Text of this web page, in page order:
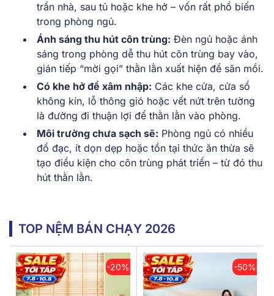
trần nhà, sau tủ hoặc khe hở – vốn rất phổ biến
trong phòng ngủ.
Ánh sáng thu hút côn trùng: Đèn ngủ hoặc ánh
sáng trong phòng dễ thu hút côn trùng bay vào,
gián tiếp “mời gọi” thằn lằn xuất hiện để săn mồi.
Có khe hở để xâm nhập: Các khe cửa, cửa sổ
không kín, lỗ thông gió hoặc vết nứt trên tường
là đường đi thuận lợi để thằn lằn vào phòng.
Môi trường chưa sạch sẽ: Phòng ngủ có nhiều
đồ đạc, ít dọn dẹp hoặc tồn tại thức ăn thừa sẽ
tạo điều kiện cho côn trùng phát triển – từ đó thu
hút thằn lằn.
TOP NỆM BÁN CHẠY 2026
-20% -50%